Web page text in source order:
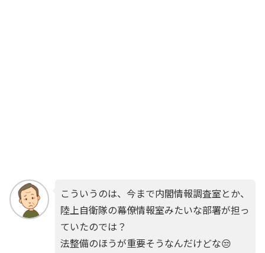
こういうのは、今まで内閣情報調査室とか、
陸上自衛隊の幕僚情報室みたいな部署が担っ
ていたのでは？
法整備のほうが重要そうなんだけどな😒